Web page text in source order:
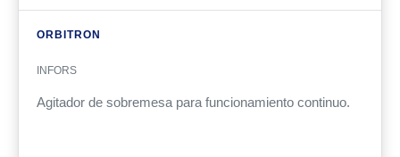
ORBITRON
INFORS
Agitador de sobremesa para funcionamiento continuo.